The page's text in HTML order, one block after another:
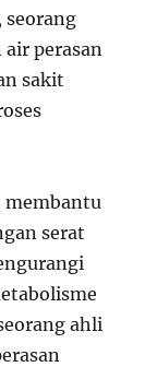
seorang
perasan
sakit
membantu
serat
ahli